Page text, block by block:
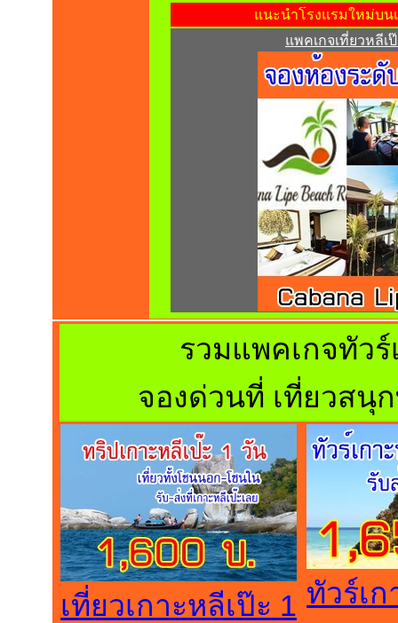
แนะนำโรงแรมใหม่บน
แพคเกจเที่ยวหลี
รวมแพคเกจทัวร์
จองด่วนที่ เที่ยวสนุ
เที่ยวเกาะหลีเป๊ะ 1 ทัวร์เก